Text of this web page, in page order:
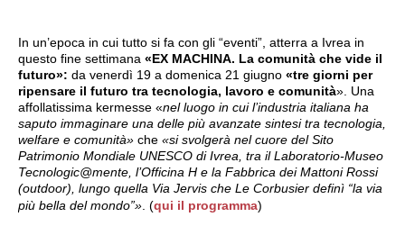
In un’epoca in cui tutto si fa con gli “eventi”, atterra a Ivrea in
questo fine settimana «EX MACHINA. La comunità che vide il
futuro»: da venerdì 19 a domenica 21 giugno «tre giorni per
ripensare il futuro tra tecnologia, lavoro e comunità». Una
affollatissima kermesse «nel luogo in cui l’industria italiana ha
saputo immaginare una delle più avanzate sintesi tra tecnologia,
welfare e comunità» che «si svolgerà nel cuore del Sito
Patrimonio Mondiale UNESCO di Ivrea, tra il Laboratorio-Museo
Tecnologic@mente, l’Officina H e la Fabbrica dei Mattoni Rossi
(outdoor), lungo quella Via Jervis che Le Corbusier definì “la via
più bella del mondo”» . (qui il programma)